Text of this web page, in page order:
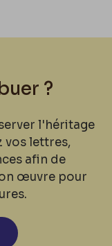
?
l'héritage
vos lettres,
afin de
œuvre pour